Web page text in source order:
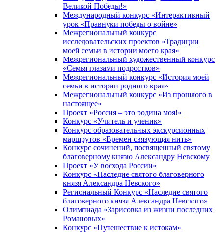
Великой Победы!»
Международный конкурс «Интерактивный
урок «Правнуки победы о войне»
Межрегиональный конкурс
исследовательских проектов «Традиции
моей семьи в истории моего края»
Межрегиональный художественный конкурс
«Семья глазами подростков»
Межрегиональный конкурс «История моей
семьи в истории родного края»
Межрегиональный конкурс «Из прошлого в
настоящее»
Проект «Россия – это родина моя!»
Конкурс «Учитель и ученик»
Конкурс образовательных экскурсионных
маршрутов «Времен связующая нить»
Конкурс сочинений, посвященный святому
благоверному князю Александру Невскому
Проект «У восхода России»
Конкурс «Наследие святого благоверного
князя Александра Невского»
Региональный Конкурс «Наследие святого
благоверного князя Александра Невского»
Олимпиада «Зарисовка из жизни последних
Романовых»
Конкурс «Путешествие к истокам»